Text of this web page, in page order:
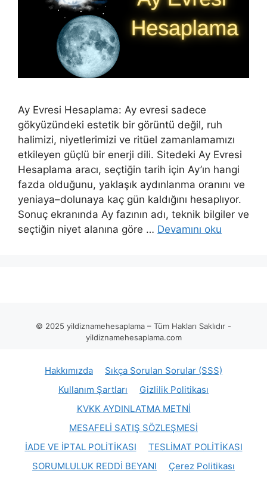
Ay Evresi Hesaplama: Ay evresi sadece
gökyüzündeki estetik bir görüntü değil, ruh
halimizi, niyetlerimizi ve ritüel zamanlamamızı
etkileyen güçlü bir enerji dili. Sitedeki Ay Evresi
Hesaplama aracı, seçtiğin tarih için Ay’ın hangi
fazda olduğunu, yaklaşık aydınlanma oranını ve
yeniaya–dolunaya kaç gün kaldığını hesaplıyor.
Sonuç ekranında Ay fazının adı, teknik bilgiler ve
seçtiğin niyet alanına göre … Devamını oku
© 2025 yildiznamehesaplama – Tüm Hakları Saklıdır -
yildiznamehesaplama.com
Hakkımızda
Sıkça Sorulan Sorular (SSS)
Kullanım Şartları
Gizlilik Politikası
KVKK AYDINLATMA METNİ
MESAFELİ SATIŞ SÖZLEŞMESİ
İADE VE İPTAL POLİTİKASI
TESLİMAT POLİTİKASI
SORUMLULUK REDDİ BEYANI
Çerez Politikası